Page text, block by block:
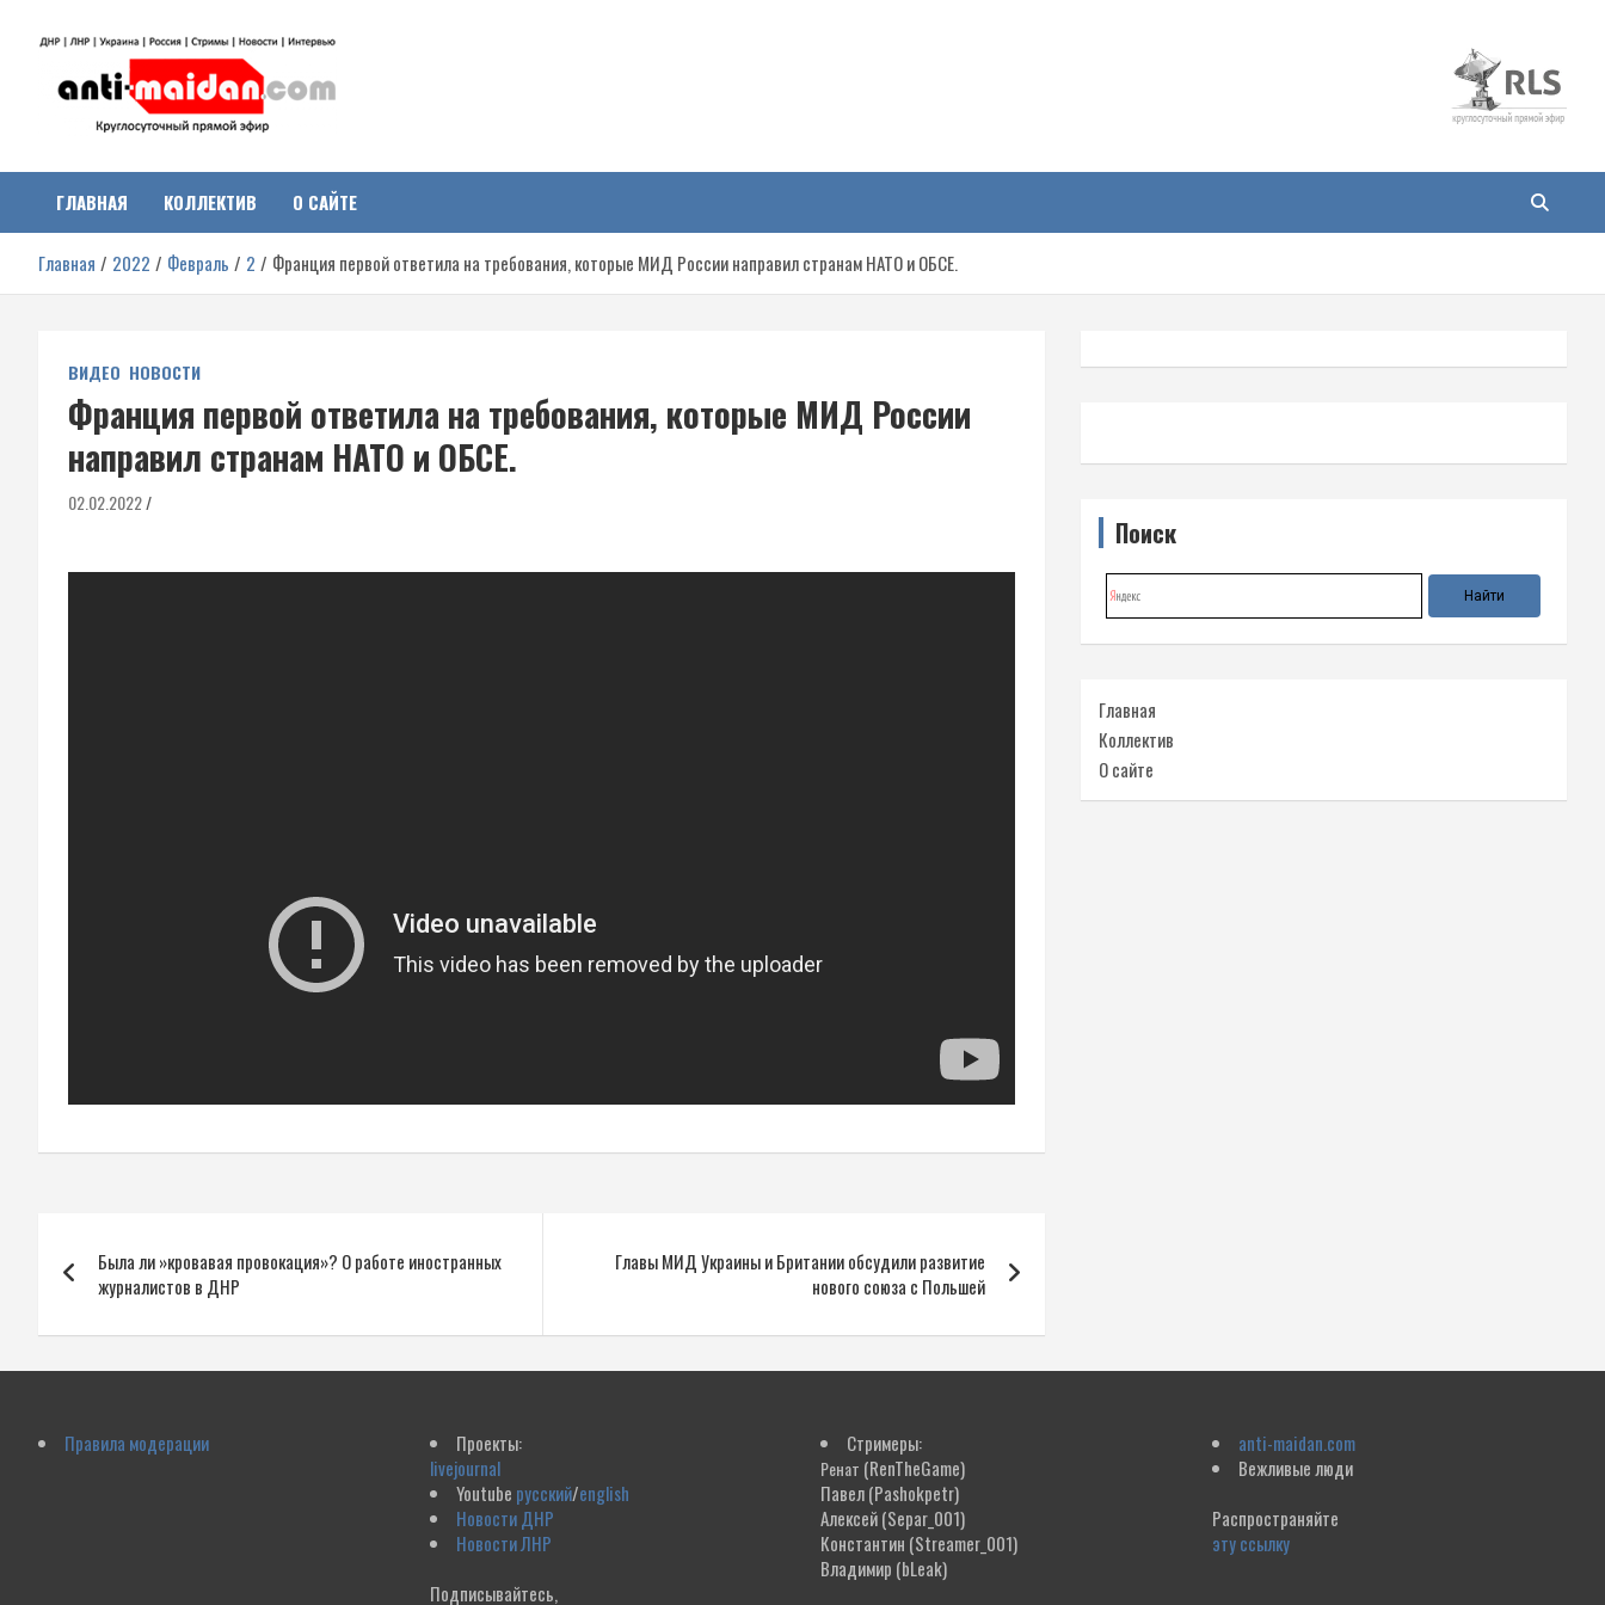
Антимайдан:
Гражданская война на
Украине
о гражданской войне на Украине, включая события в Новороссии,
ДНР, ЛНР и других регионах.
ГЛАВНАЯ КОЛЛЕКТИВ О САЙТЕ
Главная 2022 Февраль 2 Франция первой ответила на требования, которые МИД России направил странам НАТО и ОБСЕ.
ВИДЕО НОВОСТИ
Франция первой ответила на требования, которые МИД России
направил странам НАТО и ОБСЕ.
02.02.2022
по
записям
Была ли »кровавая провокация»? О работе иностранных
журналистов в ДНР
Главы МИД Украины и Британии обсудили развитие
нового союза с Польшей
Поиск
Главная
Коллектив
О сайте
Правила модерации
Проекты:
livejournal
Youtube русский/english
Новости ДНР
Новости ЛНР
Подписывайтесь,
Стримеры:
Ренат (RenTheGame)
Павел(Pashokpetr)
Алексей(Separ_001)
Константин (Streamer_001)
Владимир (bLeak)
anti-maidan.com
Вежливые люди
Распространяйте
эту ссылку